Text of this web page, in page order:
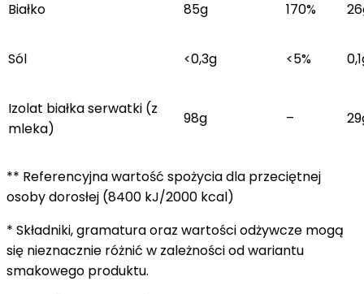
Białko 85g 170%
Sól <0,3g <5%
Izolat białka serwatki (z
mleka)
98g –
** Referencyjna wartość spożycia dla przeciętnej
osoby dorosłej (8400 kJ/2000 kcal)
* Składniki, gramatura oraz wartości odżywcze mogą
się nieznacznie różnić w zależności od wariantu
smakowego produktu.